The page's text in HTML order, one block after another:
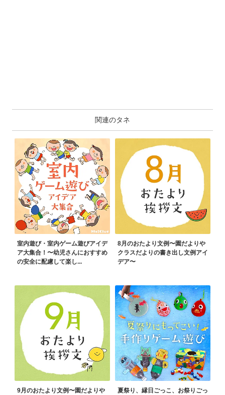
関連のタネ
室内遊び・室内ゲーム遊びアイデ
ア大集合！〜幼児さんにおすすめ
の安全に配慮して楽し...
8月のおたより文例〜園だよりや
クラスだよりの書き出し文例アイ
デア〜
9月のおたより文例〜園だよりや
夏祭り、縁日ごっこ、お祭りごっ